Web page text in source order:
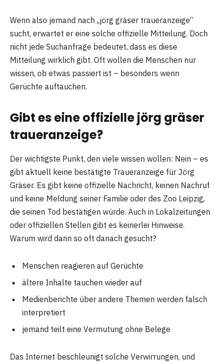
Wenn also jemand nach „jörg gräser traueranzeige“
sucht, erwartet er eine solche offizielle Mitteilung. Doch
nicht jede Suchanfrage bedeutet, dass es diese
Mitteilung wirklich gibt. Oft wollen die Menschen nur
wissen, ob etwas passiert ist – besonders wenn
Gerüchte auftauchen.
Gibt es eine offizielle jörg gräser
traueranzeige?
Der wichtigste Punkt, den viele wissen wollen: Nein – es
gibt aktuell keine bestätigte Traueranzeige für Jörg
Gräser. Es gibt keine offizielle Nachricht, keinen Nachruf
und keine Meldung seiner Familie oder des Zoo Leipzig,
die seinen Tod bestätigen würde. Auch in Lokalzeitungen
oder offiziellen Stellen gibt es keinerlei Hinweise.
Warum wird dann so oft danach gesucht?
Menschen reagieren auf Gerüchte
ältere Inhalte tauchen wieder auf
Medienberichte über andere Themen werden falsch
interpretiert
jemand teilt eine Vermutung ohne Belege
Das Internet beschleunigt solche Verwirrungen, und